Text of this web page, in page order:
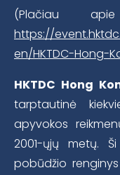
(Plačiau
https://
en/HKTDC-Hong-
HKTDC Hong
tarptautinė
apyvokos
2001-ųjų metų.
pobūdžio